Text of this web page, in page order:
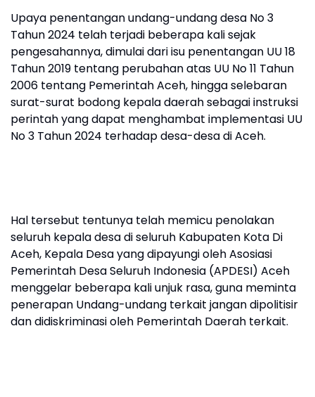
Upaya penentangan undang-undang desa No 3
Tahun 2024 telah terjadi beberapa kali sejak
pengesahannya, dimulai dari isu penentangan UU 18
Tahun 2019 tentang perubahan atas UU No 11 Tahun
2006 tentang Pemerintah Aceh, hingga selebaran
surat-surat bodong kepala daerah sebagai instruksi
perintah yang dapat menghambat implementasi UU
No 3 Tahun 2024 terhadap desa-desa di Aceh.
Hal tersebut tentunya telah memicu penolakan
seluruh kepala desa di seluruh Kabupaten Kota Di
Aceh, Kepala Desa yang dipayungi oleh Asosiasi
Pemerintah Desa Seluruh Indonesia (APDESI) Aceh
menggelar beberapa kali unjuk rasa, guna meminta
penerapan Undang-undang terkait jangan dipolitisir
dan didiskriminasi oleh Pemerintah Daerah terkait.